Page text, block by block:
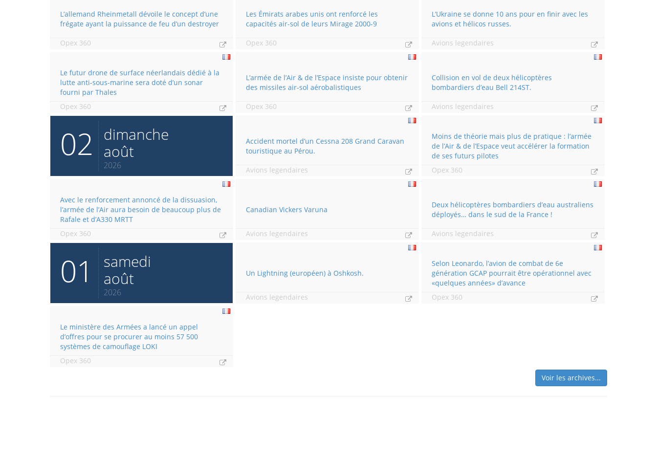
L’allemand Rheinmetall dévoile le concept d’une
frégate ayant la puissance de feu d’un destroyer
Opex 360
Les Émirats arabes unis ont renforcé les
capacités air-sol de leurs Mirage 2000-9
Opex 360
L’Ukraine se donne 10 ans pour en finir avec les
avions et hélicos russes.
Avions legendaires
Le futur drone de surface néerlandais dédié à la
lutte anti-sous-marine sera doté d’un sonar
fourni par Thales
Opex 360
L’armée de l’Air & de l’Espace insiste pour obtenir
des missiles air-sol aérobalistiques
Opex 360
Collision en vol de deux hélicoptères
bombardiers d’eau Bell 214ST.
Avions legendaires
02
dimanche
août
2026
Accident mortel d’un Cessna 208 Grand Caravan
touristique au Pérou.
Avions legendaires
Moins de théorie mais plus de pratique : l’armée
de l’Air & de l’Espace veut accélérer la formation
de ses futurs pilotes
Opex 360
Avec le renforcement annoncé de la dissuasion,
l’armée de l’Air aura besoin de beaucoup plus de
Rafale et d’A330 MRTT
Opex 360
Canadian Vickers Varuna
Avions legendaires
Deux hélicoptères bombardiers d’eau australiens
déployés… dans le sud de la France !
Avions legendaires
01
samedi
août
2026
Un Lightning (européen) à Oshkosh.
Avions legendaires
Selon Leonardo, l’avion de combat de 6e
génération GCAP pourrait être opérationnel avec
«quelques années» d’avance
Opex 360
Le ministère des Armées a lancé un appel
d’offres pour se procurer au moins 57 500
systèmes de camouflage LOKI
Opex 360
Voir les archives...